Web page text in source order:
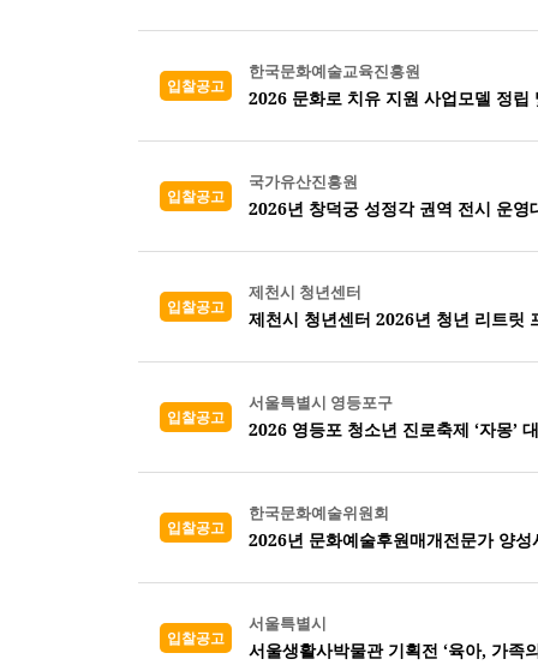
입찰공고
한국문화예술교육진흥원
2026 문화로 치유 지원 사업모델 정립
입찰공고
국가유산진흥원
2026년 창덕궁 성정각 권역 전시 운영
입찰공고
제천시 청년센터
제천시 청년센터 2026년 청년 리트릿
입찰공고
서울특별시 영등포구
2026 영등포 청소년 진로축제 ‘자몽’
입찰공고
한국문화예술위원회
2026년 문화예술후원매개전문가 양성
입찰공고
서울특별시
서울생활사박물관 기획전 ‘육아, 가족